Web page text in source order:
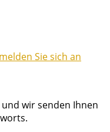
Sie sich an
und wir senden Ihnen